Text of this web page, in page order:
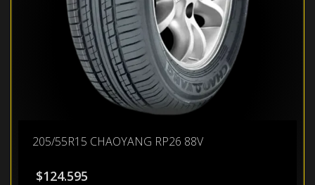
205/55R15 CHAOYANG RP26 88V
$124.595